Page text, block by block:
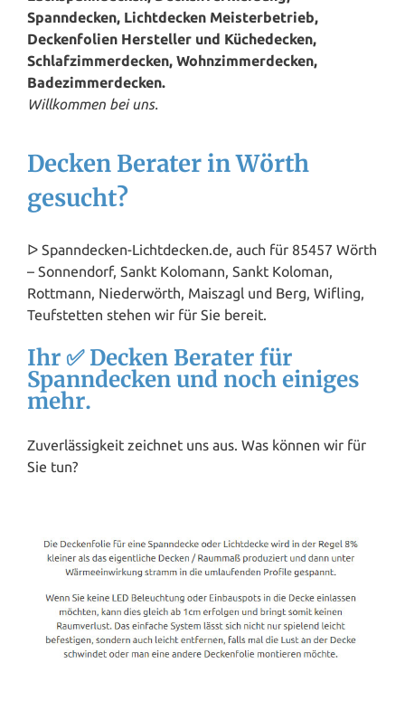
Spanndecken, Lichtdecken Meisterbetrieb,
Deckenfolien Hersteller und Küchedecken,
Schlafzimmerdecken, Wohnzimmerdecken,
Badezimmerdecken.
Willkommen bei uns.
Decken Berater in Wörth
gesucht?
ᐅ Spanndecken-Lichtdecken.de, auch für 85457 Wörth
– Sonnendorf, Sankt Kolomann, Sankt Koloman,
Rottmann, Niederwörth, Maiszagl und Berg, Wifling,
Teufstetten stehen wir für Sie bereit.
Ihr ✅ Decken Berater für
Spanndecken und noch einiges
mehr.
Zuverlässigkeit zeichnet uns aus. Was können wir für
Sie tun?